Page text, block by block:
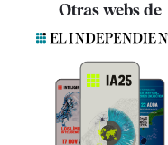
Quiénes somos
Especificaciones
Otras webs de